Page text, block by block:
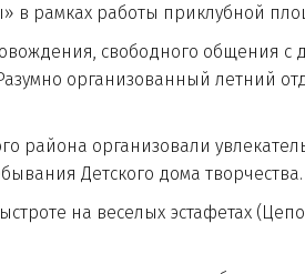
работы приклубной
свободного общения с
организованный летний
организовали
Детского дома творчества.
на веселых эстафетах